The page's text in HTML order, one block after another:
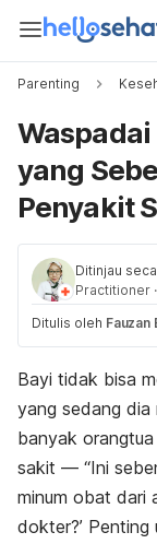
Parenting
Waspadai
yang
Penyakit
Ditinjau
Practitioner ·
Ditulis oleh Fauzan
Bayi tidak bisa
yang sedang dia
banyak
sakit — “Ini
minum obat dari
dokter?’ Penting